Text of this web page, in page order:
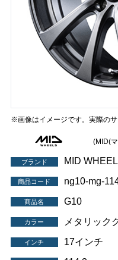
※画像はイメージです。実際のサ
(MID(
ブランド MID
商品コード ng10-mg-
商品名 G10
カラー メタリック
インチ 17インチ